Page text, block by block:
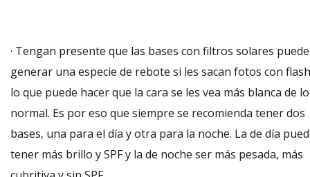
· Tengan presente que las bases con filtros solares
generar una especie de rebote si les sacan fotos con
lo que puede hacer que la cara se les vea más blanca de lo
normal. Es por eso que siempre se recomienda tener dos
bases, una para el día y otra para la noche. La de día
tener más brillo y SPF y la de noche ser más pesada, más